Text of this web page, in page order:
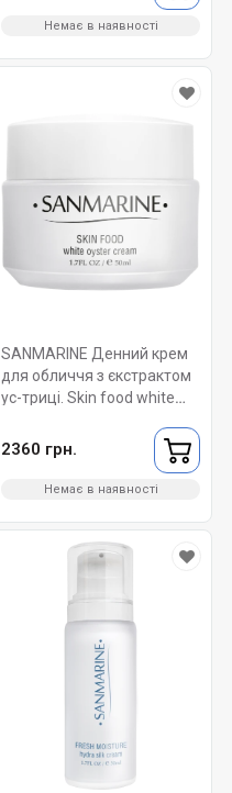
Немає в наявності
SANMARINE Денний крем
для обличчя з єкстрактом
ус-триці. Skin food white
2360 грн.
Немає в наявності